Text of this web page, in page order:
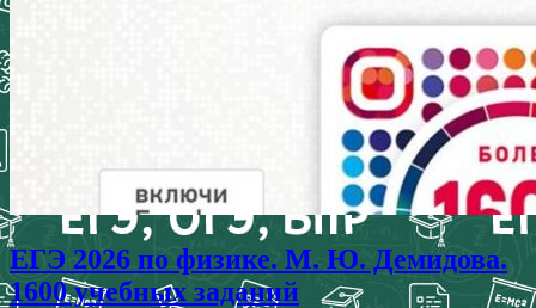
ЕГЭ 2026 по физике. М. Ю. Демидова.
1600 учебных заданий